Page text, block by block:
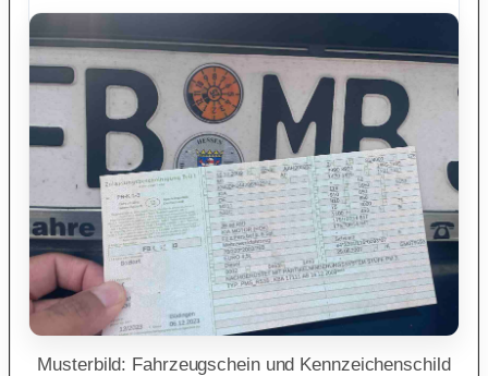
Musterbild: Fahrzeugschein und Kennzeichenschild